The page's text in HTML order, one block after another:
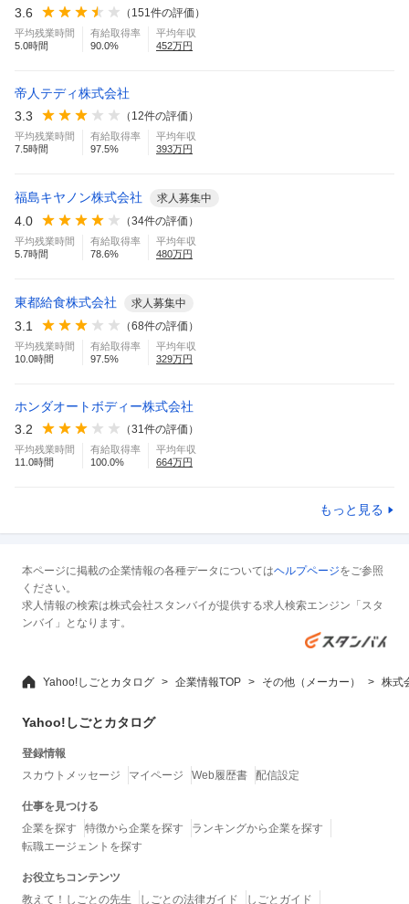
3.6
（ 151 件の評価）
平均残業時間
5.0時間
有給取得率
90.0%
平均年収
452万円
帝人テディ株式会社
3.3
（ 12件の評価）
平均残業時間
7.5時間
有給取得率
97.5%
平均年収
393万円
福島キヤノン株式会社 求人募集中
4.0 （34件の評価）
平均残業時間
5.7時間
有給取得率
78.6%
平均年収
480万円
東都給食株式会社 求人募集中
3.1 （68件の評価）
平均残業時間
10.0時間
有給取得率
97.5%
平均年収
329万円
ホンダオートボディー株式会社
3.2
（31 件の評価）
平均残業時間
11.0時間
有給取得率
100.0%
平均年収
664万円
もっと見る
本ページに掲載の企業情報の各種データについてはヘルプページをご参照
ください。
求人情報の検索は株式会社スタンバイが提供する求人検索エンジン「スタ
ンバイ」となります。
Yahoo!しごとカタログ 企業情報TOP その他（メーカー） 株式
Yahoo!しごとカタログ
登録情報
スカウトメッセージ
マイページ Web履歴書 配信設定
仕事を見つける
企業を探す
特徴から企業を探す
ランキングから企業を探す
転職エージェントを探す
お役立ちコンテンツ
教えて！しごとの先生
しごとの法律ガイド しごとガイド